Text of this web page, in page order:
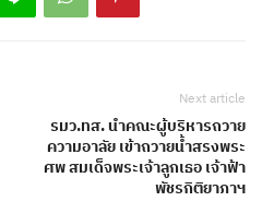
Next article
รมว.ทส. นำคณะผู้บริหารถวาย
ความอาลัย เข้าถวายน้ำสรงพระ
ศพ สมเด็จพระเจ้าลูกเธอ เจ้าฟ้า
พัชรกิติยาภาฯ